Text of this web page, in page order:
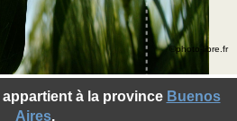
à la province Buenos
Aires.
©photo-libre.fr